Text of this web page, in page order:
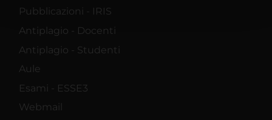
con altre informazioni che hai fornito loro o che hanno
raccolto dal tuo utilizzo dei loro servizi.
Pubblicazioni - IRIS
Antiplagio - Docenti
Antiplagio - Studenti
Aule
Esami - ESSE3
Webmail